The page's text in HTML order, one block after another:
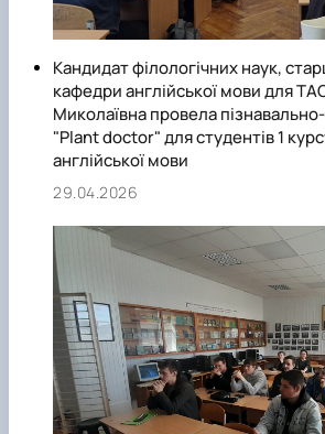
Кандидат філологічних наук,
кафедри англійської мови для
Миколаївна провела
"Plant doctor" для студентів 1
англійської мови
29.04.2026